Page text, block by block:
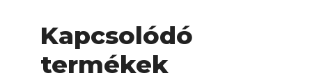
Kapcsolódó
termékek